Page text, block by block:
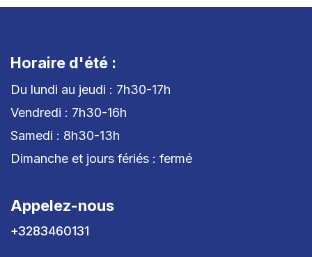
Horaire d'été :
Du lundi au jeudi : 7h30-17h
Vendredi : 7h30-16h
Samedi : 8h30-13h
Dimanche et jours fériés : fermé
Appelez-nous
+3283460131